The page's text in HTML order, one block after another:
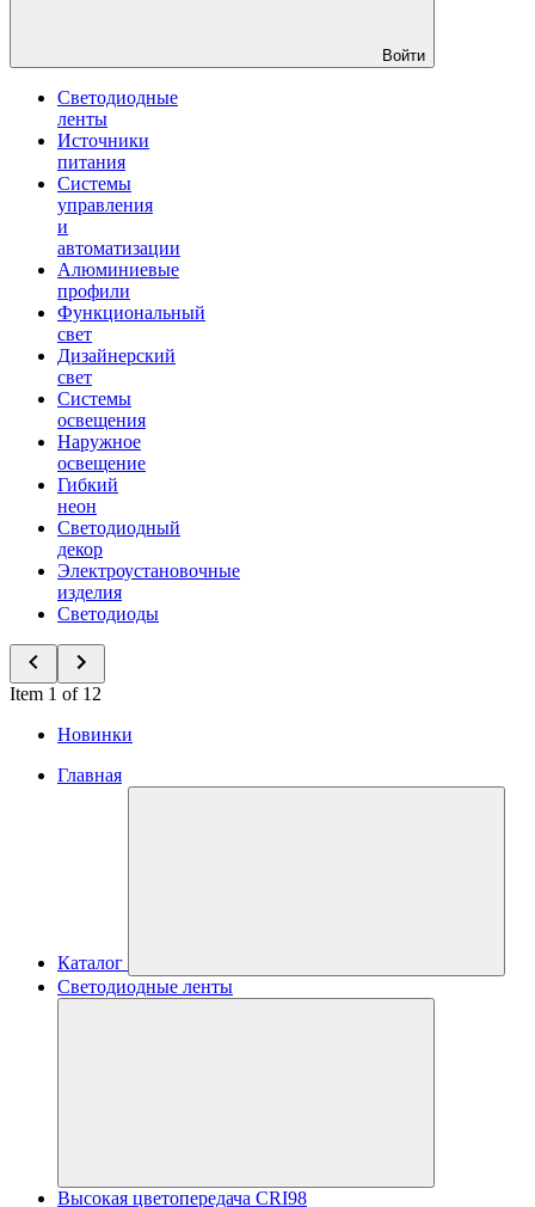
Войти
Светодиодные
ленты
Источники
питания
Системы
управления
и
автоматизации
Алюминиевые
профили
Функциональный
свет
Дизайнерский
свет
Системы
освещения
Наружное
освещение
Гибкий
неон
Светодиодный
декор
Электроустановочные
изделия
Светодиоды
Item 1 of 12
Новинки
Главная
Каталог
Светодиодные ленты
Высокая цветопередача CRI98